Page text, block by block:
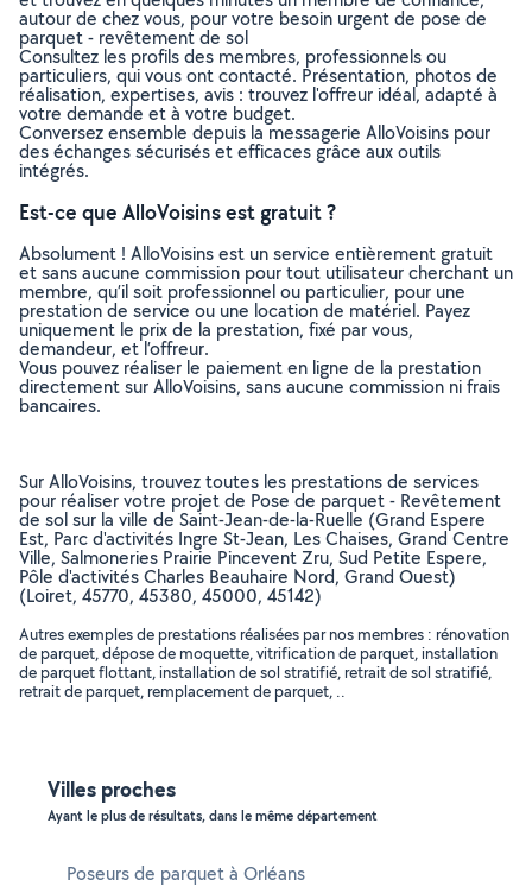
autour de chez vous, pour votre besoin urgent de pose de
parquet - revêtement de sol
Consultez les profils des membres, professionnels ou
particuliers, qui vous ont contacté. Présentation, photos de
réalisation, expertises, avis : trouvez l'offreur idéal, adapté à
votre demande et à votre budget.
Conversez ensemble depuis la messagerie AlloVoisins pour
des échanges sécurisés et efficaces grâce aux outils
intégrés.
Est-ce que AlloVoisins est gratuit ?
Absolument ! AlloVoisins est un service entièrement gratuit
et sans aucune commission pour tout utilisateur cherchant un
membre, qu’il soit professionnel ou particulier, pour une
prestation de service ou une location de matériel. Payez
uniquement le prix de la prestation, fixé par vous,
demandeur, et l’offreur.
Vous pouvez réaliser le paiement en ligne de la prestation
directement sur AlloVoisins, sans aucune commission ni frais
bancaires.
Sur AlloVoisins, trouvez toutes les prestations de services
pour réaliser votre projet de Pose de parquet - Revêtement
de sol sur la ville de Saint-Jean-de-la-Ruelle (Grand Espere
Est, Parc d'activités Ingre St-Jean, Les Chaises, Grand Centre
Ville, Salmoneries Prairie Pincevent Zru, Sud Petite Espere,
Pôle d'activités Charles Beauhaire Nord, Grand Ouest)
(Loiret, 45770, 45380, 45000, 45142)
Autres exemples de prestations réalisées par nos membres : rénovation
de parquet, dépose de moquette, vitrification de parquet, installation
de parquet flottant, installation de sol stratifié, retrait de sol stratifié,
retrait de parquet, remplacement de parquet, ..
Villes proches
Ayant le plus de résultats, dans le même département
Poseurs de parquet à Orléans